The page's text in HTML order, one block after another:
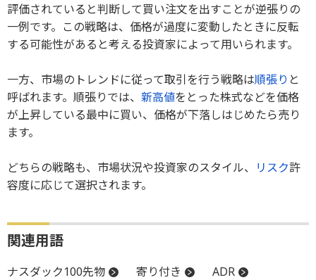
評価されていると判断して買い注文を出すことが逆張りの
一例です。この戦略は、価格が過度に変動したときに反転
する可能性があると考える投資家によって用いられます。
一方、市場のトレンドに従って取引を行う戦略は順張り と
呼ばれます。順張りでは、 新高値をとった株式などを価格
が上昇している最中に買い、価格が下落しはじめたら売り
ます。
どちらの戦略も、市場状況や投資家のスタイル、 リスク許
容度に応じて選択されます。
関連用語
ナスダック100先物 寄り付き ADR